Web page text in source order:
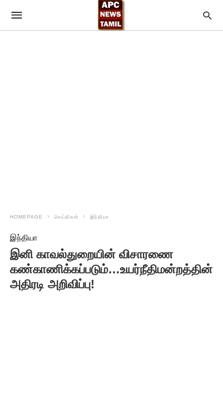
HOMEPAGE செய்திகள் இந்தியா
இந்தியா
இனி காவல்துறையின் விசாரணை
கண்காணிக்கப்படும்…உயர்நீதிமன்றத்தின்
அதிரடி அறிவிப்பு!